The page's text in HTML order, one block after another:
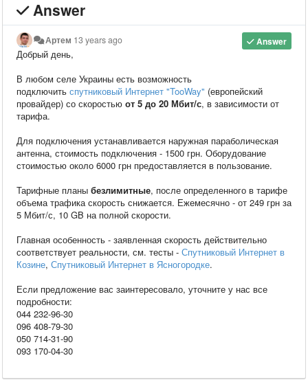
Answer
Answer
Артем 13 years ago
Добрый день,
В любом селе Украины есть возможность
подключить спутниковый Интернет "TooWay" (европейский
провайдер) со скоростью от 5 до 20 Мбит/с, в зависимости от
тарифа.
Для подключения устанавливается наружная параболическая
антенна, стоимость подключения - 1500 грн. Оборудование
стоимостью около 6000 грн предоставляется в пользование.
Тарифные планы безлимитные, после определенного в тарифе
объема трафика скорость снижается. Ежемесячно - от 249 грн за
5 Мбит/с, 10 GB на полной скорости.
Главная особенность - заявленная скорость действительно
соответствует реальности, см. тесты - Спутниковый Интернет в
Козине, Спутниковый Интернет в Ясногородке.
Если предложение вас заинтересовало, уточните у нас все
подробности:
044 232-96-30
096 408-79-30
050 714-31-90
093 170-04-30